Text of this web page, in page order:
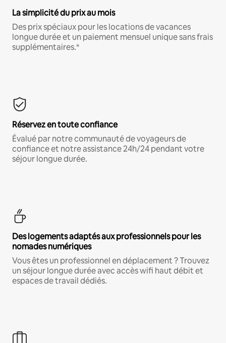
La simplicité du prix au mois
Des prix spéciaux pour les locations de vacances
longue durée et un paiement mensuel unique sans frais
supplémentaires.*
Réservez en toute confiance
Évalué par notre communauté de voyageurs de
confiance et notre assistance 24h/24 pendant votre
séjour longue durée.
Des logements adaptés aux professionnels pour les
nomades numériques
Vous êtes un professionnel en déplacement ? Trouvez
un séjour longue durée avec accès wifi haut débit et
espaces de travail dédiés.